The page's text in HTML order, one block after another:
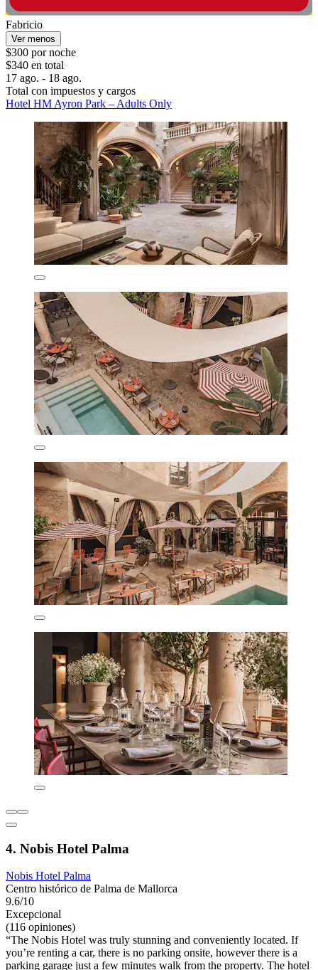
Fabricio
Ver menos
$300 por noche
$340 en total
17 ago. - 18 ago.
Total con impuestos y cargos
Hotel HM Ayron Park – Adults Only
4. Nobis Hotel Palma
Nobis Hotel Palma
Centro histórico de Palma de Mallorca
9.6/10
Excepcional
(116 opiniones)
“The Nobis Hotel was truly stunning and conveniently located. If
you’re renting a car, there is no parking onsite, however there is a
parking garage just a few minutes walk from the property. The hotel